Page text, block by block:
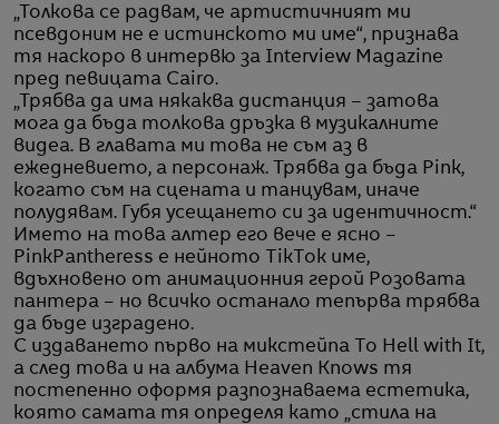
„Толкова се радвам, че артистичният ми
псевдоним не е истинското ми име“, признава
тя наскоро в интервю за Interview Magazine
пред певицата Cairo.
„Трябва да има някаква дистанция – затова
мога да бъда толкова дръзка в музикалните
видеа. В главата ми това не съм аз в
ежедневието, а персонаж. Трябва да бъда Pink,
когато съм на сцената и танцувам, иначе
полудявам. Губя усещането си за идентичност.“
Името на това алтер его вече е ясно –
PinkPantheress е нейното TikTok име,
вдъхновено от анимационния герой Розовата
пантера – но всичко останало тепърва трябва
да бъде изградено.
С издаването първо на микстейпа To Hell with It,
а след това и на албума Heaven Knows тя
постепенно оформя разпознаваема естетика,
която самата тя определя като „стила на